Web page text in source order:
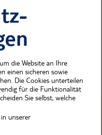
die Website an Ihre
einen sicheren sowie
Die Cookies unterteilen
für die Funktionalität
Sie selbst, welche
unserer